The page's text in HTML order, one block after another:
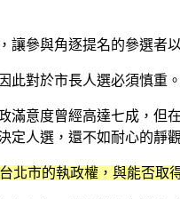
參與角逐提名的參選者
此對於市長人選必須慎重。
意度曾經高達七成，但
人選，還不如耐心的靜
市的執政權，與能否取